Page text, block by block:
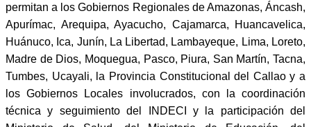
permitan a los Gobiernos Regionales de Amazonas, Áncash,
Apurímac, Arequipa, Ayacucho, Cajamarca, Huancavelica,
Huánuco, Ica, Junín, La Libertad, Lambayeque, Lima, Loreto,
Madre de Dios, Moquegua, Pasco, Piura, San Martín, Tacna,
Tumbes, Ucayali, la Provincia Constitucional del Callao y a
los Gobiernos Locales involucrados, con la coordinación
técnica y seguimiento del INDECI y la participación del